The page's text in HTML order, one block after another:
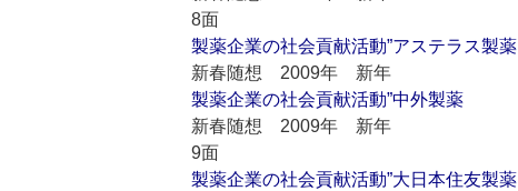
8面
製薬企業の社会貢献活動”アステラス製薬
新春随想 2009年 新年
製薬企業の社会貢献活動”中外製薬
新春随想 2009年 新年
9面
製薬企業の社会貢献活動”大日本住友製薬